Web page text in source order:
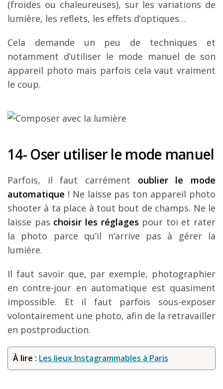
(froides ou chaleureuses), sur les variations de
lumière, les reflets, les effets d’optiques…
Cela demande un peu de techniques et
notamment d’utiliser le mode manuel de son
appareil photo mais parfois cela vaut vraiment
le coup.
14- Oser utiliser le mode manuel
Parfois, il faut carrément oublier le mode
automatique ! Ne laisse pas ton appareil photo
shooter à ta place à tout bout de champs. Ne le
laisse pas choisir les réglages pour toi et rater
la photo parce qu’il n’arrive pas à gérer la
lumière.
Il faut savoir que, par exemple, photographier
en contre-jour en automatique est quasiment
impossible. Et il faut parfois sous-exposer
volontairement une photo, afin de la retravailler
en postproduction.
À lire : Les lieux Instagrammables à Paris